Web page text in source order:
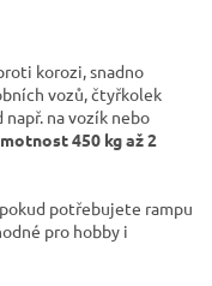
korozi, snadno
vozů, čtyřkolek
např. na vozík nebo
450 kg až 2
potřebujete rampu
pro hobby i